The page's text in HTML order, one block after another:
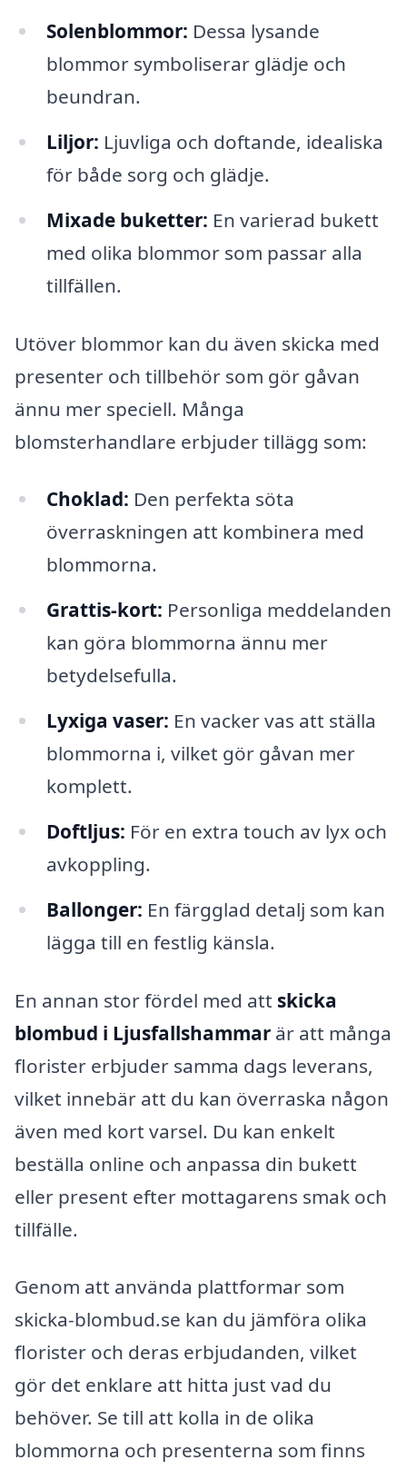
Solenblommor: Dessa lysande
blommor symboliserar glädje och
beundran.
Liljor: Ljuvliga och doftande, idealiska
för både sorg och glädje.
Mixade buketter: En varierad bukett
med olika blommor som passar alla
tillfällen.
Utöver blommor kan du även skicka med
presenter och tillbehör som gör gåvan
ännu mer speciell. Många
blomsterhandlare erbjuder tillägg som:
Choklad: Den perfekta söta
överraskningen att kombinera med
blommorna.
Grattis-kort: Personliga meddelanden
kan göra blommorna ännu mer
betydelsefulla.
Lyxiga vaser: En vacker vas att ställa
blommorna i, vilket gör gåvan mer
komplett.
Doftljus: För en extra touch av lyx och
avkoppling.
Ballonger: En färgglad detalj som kan
lägga till en festlig känsla.
En annan stor fördel med att skicka
blombud i Ljusfallshammar är att många
florister erbjuder samma dags leverans,
vilket innebär att du kan överraska någon
även med kort varsel. Du kan enkelt
beställa online och anpassa din bukett
eller present efter mottagarens smak och
tillfälle.
Genom att använda plattformar som
skicka-blombud.se kan du jämföra olika
florister och deras erbjudanden, vilket
gör det enklare att hitta just vad du
behöver. Se till att kolla in de olika
blommorna och presenterna som finns